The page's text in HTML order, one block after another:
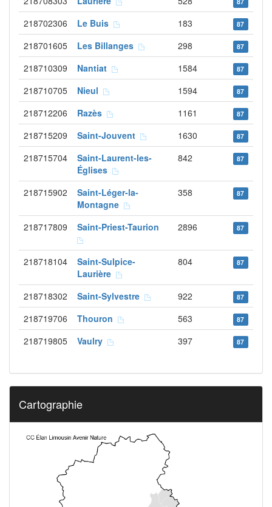
218702306 Le Buis 183 87
218701605 Les Billanges 298 87
218710309 Nantiat 1584 87
218710705 Nieul 1594 87
218712206 Razès 1161 87
218715209 Saint-Jouvent 1630 87
218715704
Saint-Laurent-les-
Églises
842 87
218715902
Saint-Léger-la-
Montagne
358 87
218717809 Saint-Priest-Taurion 2896 87
218718104
Saint-Sulpice-
Laurière
804 87
218718302 Saint-Sylvestre 922 87
218719706 Thouron 563 87
218719805 Vaulry 397 87
Cartographie